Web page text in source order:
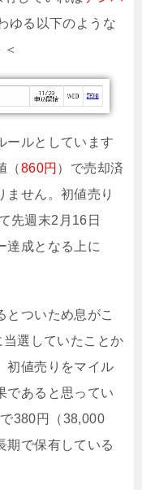
ゆる以下のような
ールとしています
（860円 ）で売却済
ません。初値売り
先週末2月16日
達成となる上に
とついため息がこ
選していたことか
初値売りをマイル
であると思ってい
380円（38,000
期で保有している